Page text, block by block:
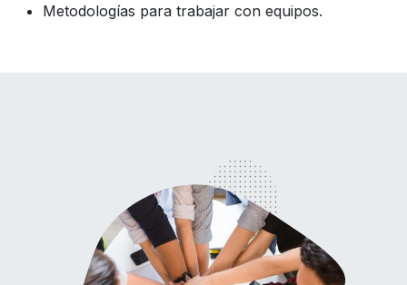
Metodologías para trabajar con equipos.